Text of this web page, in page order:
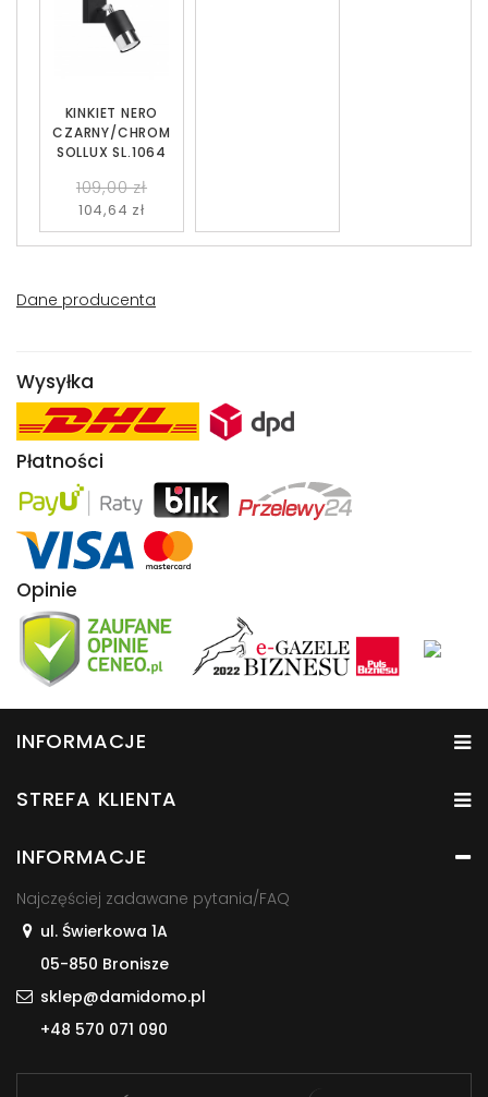
KINKIET NERO
CZARNY/CHROM
SOLLUX SL.1064
109,00 zł
104,64 zł
Dane producenta
Wysyłka
Płatności
Opinie
INFORMACJE
STREFA KLIENTA
INFORMACJE
Najczęściej zadawane pytania/FAQ
ul. Świerkowa 1A
05-850 Bronisze
sklep@damidomo.pl
+48 570 071 090